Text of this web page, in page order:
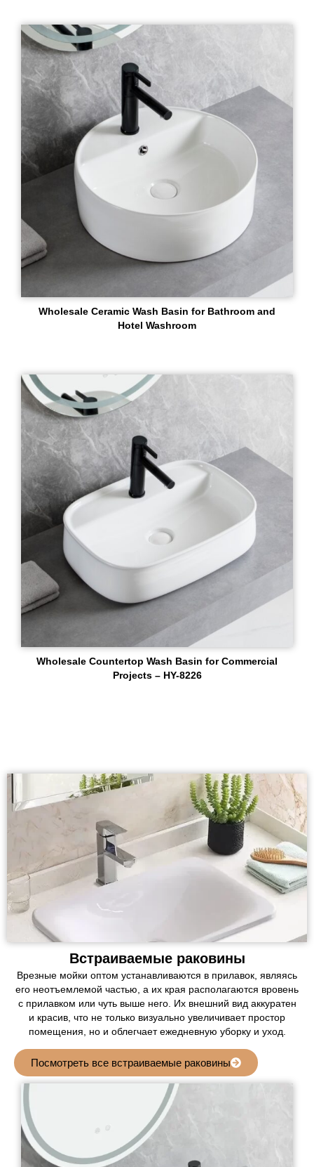
Wholesale Ceramic Wash Basin for Bathroom and
Hotel Washroom
Wholesale Countertop Wash Basin for Commercial
Projects – HY-8226
Встраиваемые раковины
Врезные мойки оптом устанавливаются в прилавок, являясь
его неотъемлемой частью, а их края располагаются вровень
с прилавком или чуть выше него. Их внешний вид аккуратен
и красив, что не только визуально увеличивает простор
помещения, но и облегчает ежедневную уборку и уход.
Посмотреть все встраиваемые раковины